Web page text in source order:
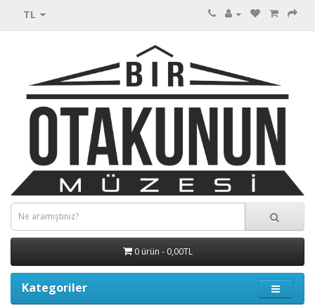
TL
0 ürün - 0,00TL
Kategoriler